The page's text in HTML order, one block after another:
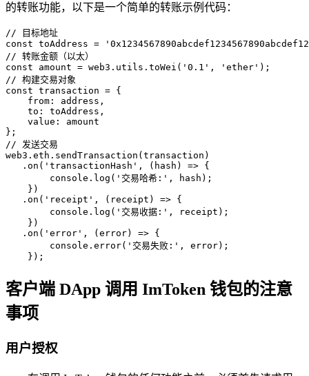
的转账功能，以下是一个简单的转账示例代码：
// 目标地址
const toAddress =
// 转账金额（以太）
const amount = web3.utils.toWei('0.1', 'ether');
// 构建交易对象
const transaction = {
    from: address,
    to: toAddress,
    value: amount
};
// 发送交易
web3.eth.sendTransaction(transaction)
   .on('transactionHash', (hash) => {
        console.log('交易哈希:', hash);
    })
   .on('receipt', (receipt) => {
        console.log('交易收据:', receipt);
    })
   .on('error', (error) => {
        console.error('交易失败:', error);
    });
客户端 DApp 调用 ImToken 钱包的注意
事项
用户授权